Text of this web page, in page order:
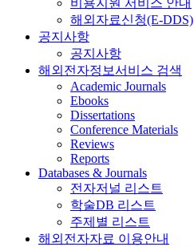
비용지원 서비스 안내
해외자료신청(E-DDS)
공지사항
공지사항
해외전자정보서비스 검색
Academic Journals
Ebooks
Dissertations
Conference Materials
Reviews
Reports
Databases & Journals
전자저널 리스트
학술DB 리스트
주제별 리스트
해외전자자료 이용안내